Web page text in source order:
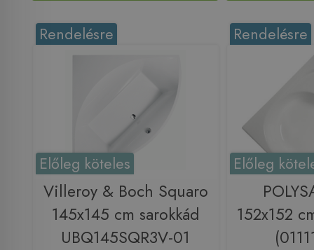
Rendelésre
Előleg köteles
Villeroy & Boch Squaro
145x145 cm sarokkád
UBQ145SQR3V-01
Rendelésre
Előleg
152x152